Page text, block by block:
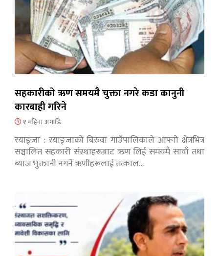
सहकारीको ऋण समयमै चुक्ता नगरे कडा कानुनी
कारबाही गरिने
१ महिना अगाडि
स्याङ्जा : स्याङ्जाको बिरुवा गाउँपालिकाले आफ्नो क्षेत्रभित्र
सञ्चालित सहकारी संस्थाहरूबाट ऋण लिई समयमै सावाँ तथा
ब्याज भुक्तानी नगर्ने ऋणीहरूलाई तत्काल…